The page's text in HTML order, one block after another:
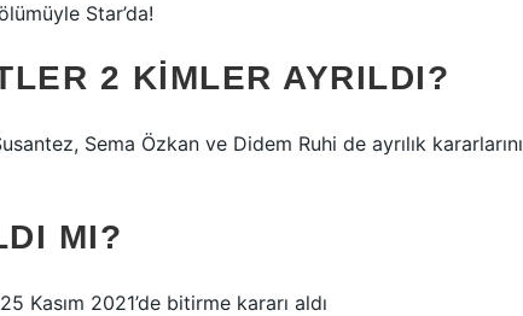
Star’da!
2 KIMLER AYRILDI?
Sema Özkan ve Didem Ruhi de ayrılık kararlarını
MI?
Kasım 2021’de bitirme kararı aldı